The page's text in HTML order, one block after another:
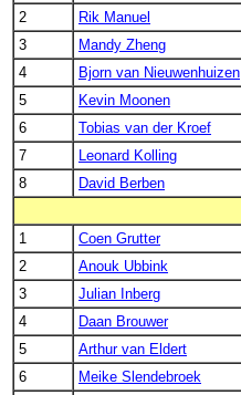
2
Rik Manuel
3
Mandy Zheng
4
Bjorn van Nieuwenhuizen
5
Kevin Moonen
6
Tobias van der Kroef
7
Leonard Kolling
8
David Berben
1
Coen Grutter
2
Anouk Ubbink
3
Julian Inberg
4
Daan Brouwer
5
Arthur van Eldert
6
Meike Slendebroek